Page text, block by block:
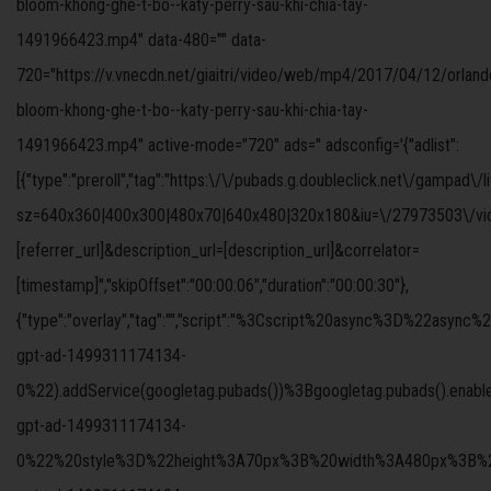
bloom-khong-ghe-t-bo--katy-perry-sau-khi-chia-tay-
1491966423.mp4" data-480="" data-
720="https://v.vnecdn.net/giaitri/video/web/mp4/2017/04/12/
bloom-khong-ghe-t-bo--katy-perry-sau-khi-chia-tay-
1491966423.mp4" active-mode="720" ads='' adsconfig='{"adlist":
[{"type":"preroll","tag":"https:\/\/pubads.g.doubleclick.net\/gampad\/
sz=640x360|400x300|480x70|640x480|320x180&iu=\/27973503\/
[referrer_url]&description_url=[description_url]&correlator=
[timestamp]","skipOffset":"00:00:06","duration":"00:00:30"},
gpt-ad-1499311174134-
gpt-ad-1499311174134-